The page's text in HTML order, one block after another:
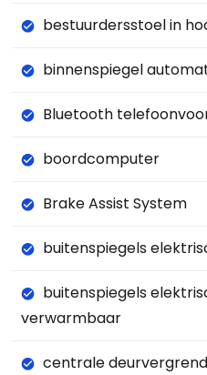
bestuurdersstoel in
binnenspiegel
Bluetooth
boordcomputer
Brake Assist System
buitenspiegels
buitenspiegels
verwarmbaar
centrale